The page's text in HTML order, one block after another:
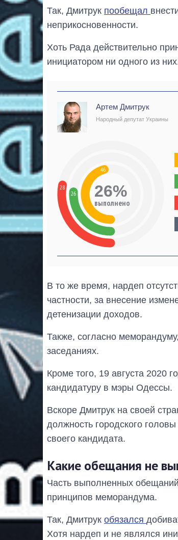
Так, Дмитрук пообещал
неприкосновенности.
Хоть Рада действительно
инициатором ни одного из
Артем Дмитрук
Народный депутат Украины
28
26
46
26%
выполнено
В то же время, нардеп
частности, за внесение
детенизации доходов.
Также, согласно
заседаниях.
Кроме того, 19 августа 2020
кандидатуру в мэры Одессы.
Вскоре Дмитрук на своей
должность городского
своего кандидата.
Какие обещания не
Часть выполненных
принципов меморандума.
Так, Дмитрук обязался
Хотя нардеп и не являлся